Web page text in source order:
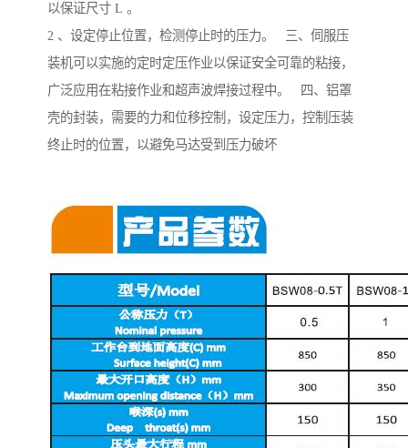
以保证尺寸 L 。
2 、设定停止位置，检测停止时的压力。 三、伺服压
装机可以实施的定时定压作业以保证安全可靠的粘接，
广泛应用在粘接作业和超声波焊接过程中。 四、铝罩
壳的封装，需要的力和位移控制，设定压力，控制压装
终止时的位置，以避免马达受到压力破坏